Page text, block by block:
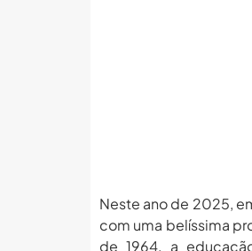
Neste ano de 2025,
com uma belíssima
de 1964, a